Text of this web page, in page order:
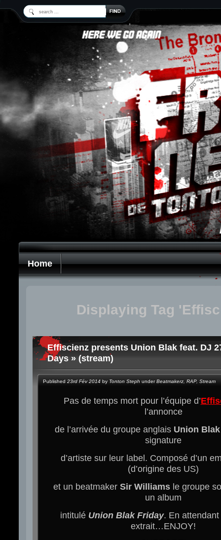
Home
Displaying Tag
Effiscienz presents Union Blak feat. DJ
Days » (stream)
Published 23rd Fév 2014 by Tonton Steph underBeatmakerz RAP, Stream
Pas de temps mort pour l’équipe d’
l’annonce
de l’arrivée du groupe anglais Union Blak
signature
d’artiste sur leur label. Composé d’un
(d’origine des US)
et un beatmaker Sir Williams le groupe
un album
intitulé Union Blak Friday. En
extrait…ENJOY!